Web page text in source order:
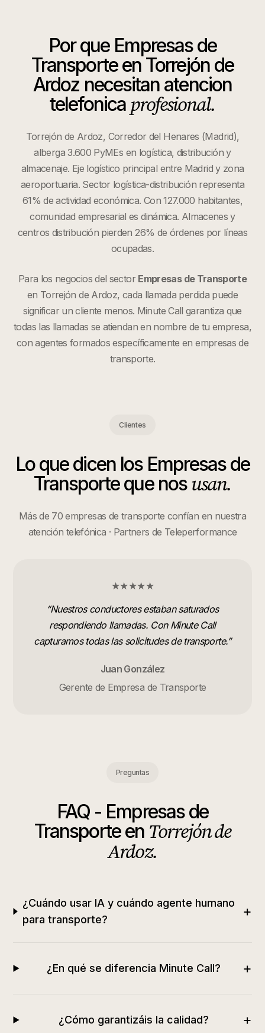
Por que Empresas de
Transporteen Torrejón de
Ardoz necesitan atencion
telefonica profesional.
Torrejón de Ardoz, Corredor del Henares (Madrid),
alberga 3.600 PyMEs en logística, distribución y
almacenaje. Eje logístico principal entre Madrid y zona
aeroportuaria. Sector logística-distribución representa
61% de actividad económica. Con 127.000 habitantes,
comunidad empresarial es dinámica. Almacenes y
centros distribución pierden 26% de órdenes por líneas
ocupadas.
Para los negocios del sector Empresas de Transporte
en Torrejón de Ardoz, cada llamada perdida puede
significar un cliente menos. Minute Call garantiza que
todas las llamadas se atiendan en nombre de tu empresa,
con agentes formados específicamente enempresas de
transporte.
Clientes
Lo que dicen los Empresas de
Transporteque nosusan.
Más de 70 empresas de transporte confían en nuestra
atención telefónica · Partners de Teleperformance
★★★★★
“Nuestros conductores estaban saturados
respondiendo llamadas. Con Minute Call
capturamos todas las solicitudes de transporte.”
Juan González
Gerente de Empresa de Transporte
Preguntas
FAQ - Empresas de
Transporteen Torrejón de
Ardoz.
¿Cuándo usar IA y cuándo agente humano
para transporte?
+
¿En qué se diferencia Minute Call? +
¿Cómo garantizáis la calidad? +